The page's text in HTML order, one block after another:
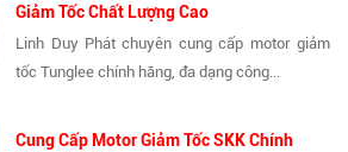
Giảm Tốc Chất Lượng Cao
Linh Duy Phát chuyên cung cấp motor giảm
tốc Tunglee chính hãng, đa dạng công...
Cung Cấp Motor Giảm Tốc SKK Chính